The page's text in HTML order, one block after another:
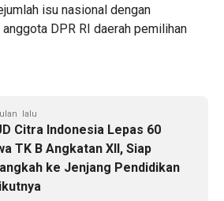
isu nasional dengan
DPR RI daerah pemilihan
lalu
Citra Indonesia Lepas 60
TK B Angkatan XII, Siap
ke Jenjang Pendidikan